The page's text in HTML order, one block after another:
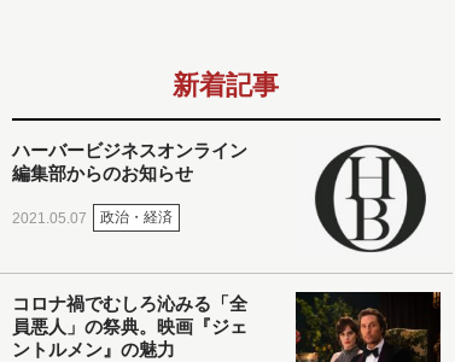
新着記事
ハーバービジネスオンライン
編集部からのお知らせ
2021.05.07 政治・経済
コロナ禍でむしろ沁みる「全
員悪人」の祭典。映画『ジェ
ントルメン』の魅力